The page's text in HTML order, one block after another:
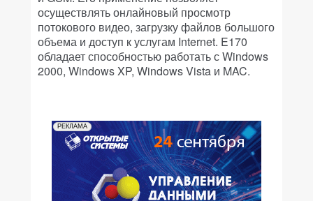
осуществлять онлайновый просмотр
потокового видео, загрузку файлов большого
объема и доступ к услугам Internet. E170
обладает способностью работать с Windows
2000, Windows XP, Windows Vista и MAC.
РЕКЛАМА